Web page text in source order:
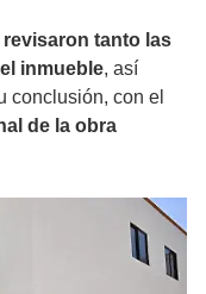
revisaron tanto las
inmueble, así
conclusión, con el
de la obra